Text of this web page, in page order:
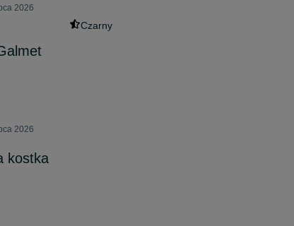
2026
Czarny
2026
kostka